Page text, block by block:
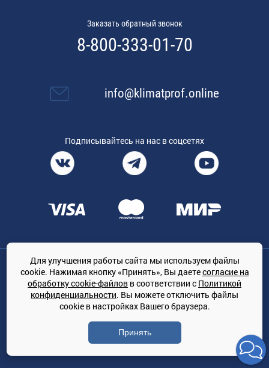
Заказать обратный звонок
8-800-333-01-70
info@klimatprof.online
Подписывайтесь на нас в соцсетях
Общество с ограниченной ответственностью «ТРЕЙДКОН», ОГРН:
1167847364079, 197022, г. Санкт-Петербург, проспект Медиков, 7
КЛИМАТПРОФ.ONLINE - оптовая продажа кондиционеров и
климатической техники на территории РФ
© Сайт принадлежит ООО «ТРЕЙДКОН»
Политика конфиденциальности
Для улучшения работы сайта мы используем файлы
cookie. Нажимая кнопку «Принять», Вы даетесогласие на
обработку cookie-файлов в соответствии с Политикой
конфиденциальности. Вы можете отключить файлы
cookie в настройках Вашего браузера.
Принять